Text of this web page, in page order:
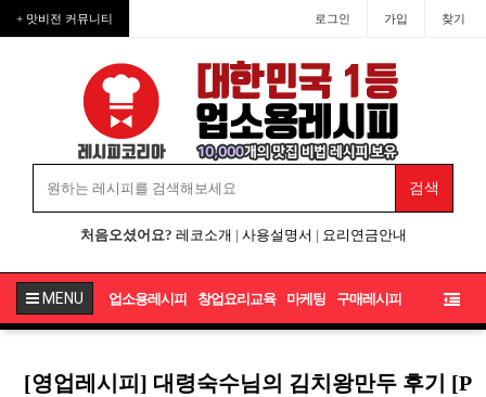
+ 맛비전 커뮤니티 로그인 가입 찾기
처음오셨어요? 레코소개 | 사용설명서 | 요리연금안내
MENU 업소용레시피 창업요리교육 마케팅 구매레시피
[영업레시피] 대령숙수님의 김치왕만두 후기 [P